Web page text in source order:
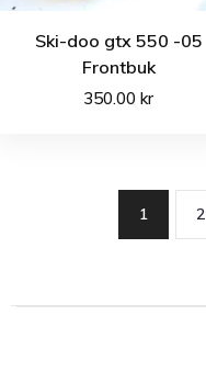
Ski-doo gtx 550 -05
Frontbuk
350.00kr
1 2